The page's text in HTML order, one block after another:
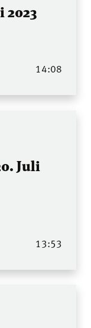
2023
14:08
Juli
13:53